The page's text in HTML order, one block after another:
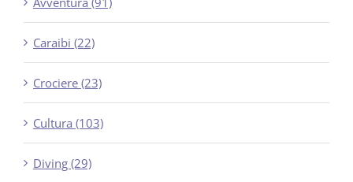
Caraibi (22)
Crociere (23)
Cultura (103)
Diving (29)